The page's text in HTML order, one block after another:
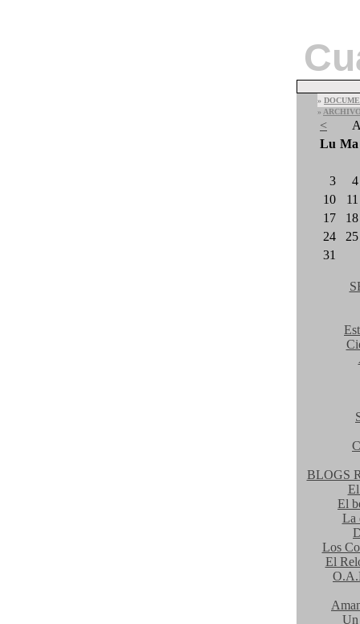
»
»
<
Lu Ma
3
4
10
11
17
18
24
25
31
BLOGS
El
La
Los
El
Un